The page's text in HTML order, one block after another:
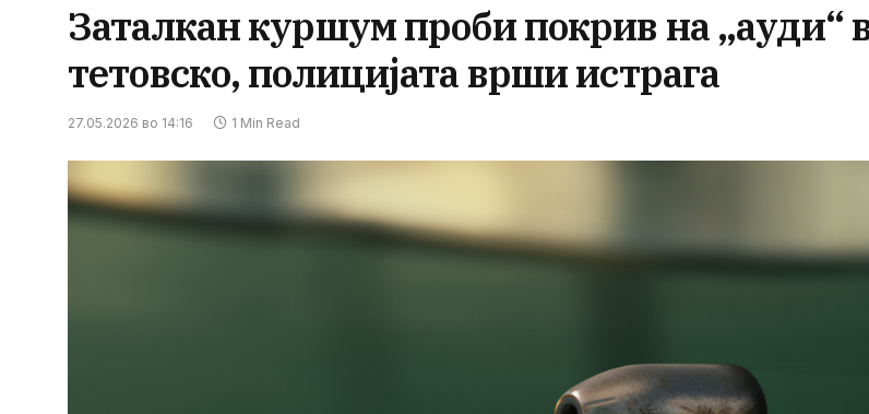
Заталкан куршум проби покрив на „ауди“
тетовско, полицијата врши истрага
27.05.2026 во 14:16 1 Min Read